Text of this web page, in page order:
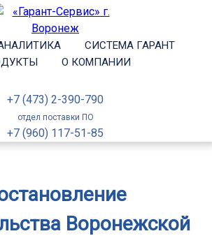
СИСТЕМА ГАРАНТ
О КОМПАНИИ
+7 (473) 2-390-790
отдел поставки ПО
+7 (960) 117-51-85
Воронежской